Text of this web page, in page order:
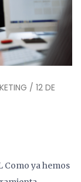
/ 12 DE
Como ya hemos